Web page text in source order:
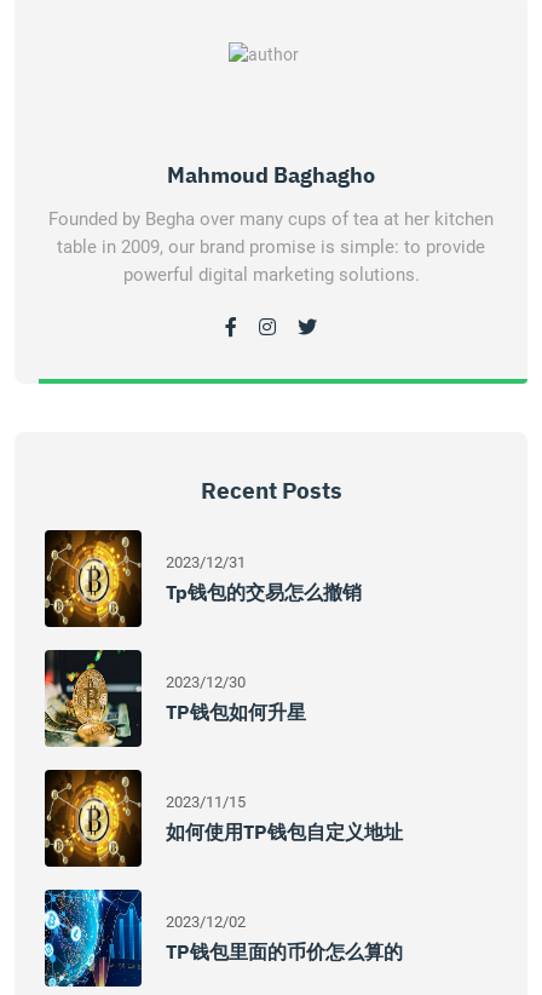
Mahmoud Baghagho
Founded by Begha over many cups of tea at her kitchen
table in 2009, our brand promise is simple: to provide
powerful digital marketing solutions.
Recent Posts
2023/12/31
Tp钱包的交易怎么撤销
2023/12/30
TP钱包如何升星
2023/11/15
如何使用TP钱包自定义地址
2023/12/02
TP钱包里面的币价怎么算的